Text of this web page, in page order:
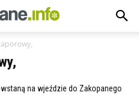
na wjeździe do Zakopanego